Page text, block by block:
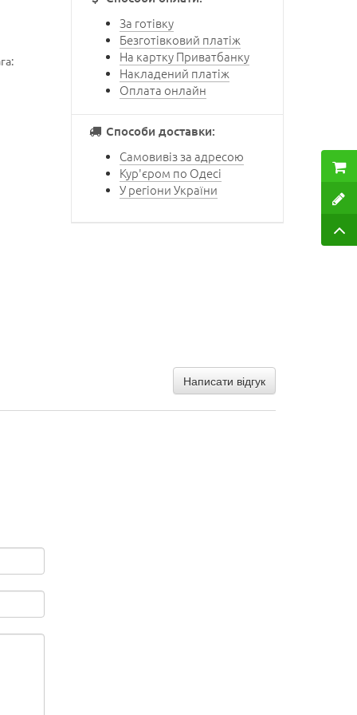
За готівку
Безготівковий платіж
На картку Приватбанку
Накладений платіж
Оплата онлайн
Способи доставки:
Самовивіз за адресою
Кур'єром по Одесі
У регіони України
Написати відгук